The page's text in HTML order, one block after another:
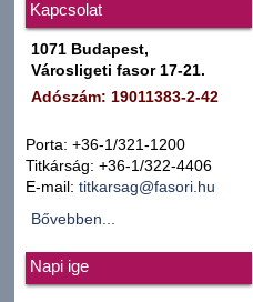
Kapcsolat
1071 Budapest,
Városligeti fasor 17-21.
Adószám: 19011383-2-42
Porta: +36-1/321-1200
Titkárság: +36-1/322-4406
E-mail: titkarsag@fasori.hu
Bővebben...
Napi ige